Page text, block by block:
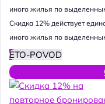
иного жилья по
Cкидка 12% действует
иного жилья по
ETO-POVOD